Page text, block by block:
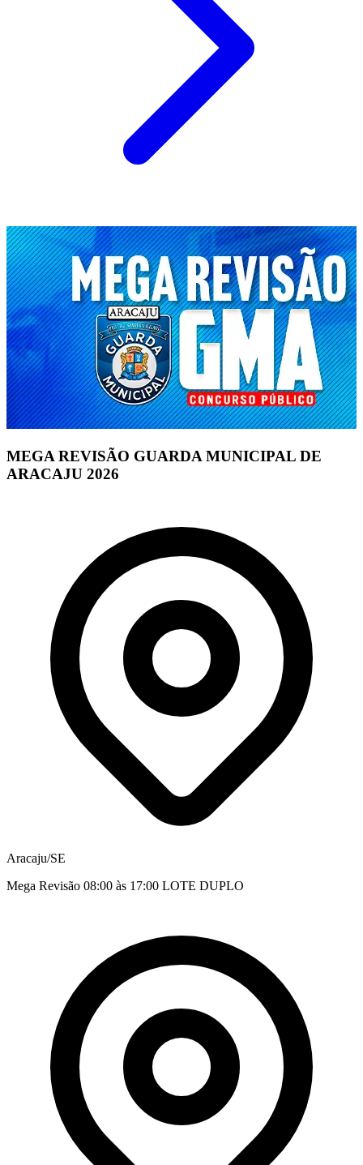
MEGA REVISÃO GUARDA MUNICIPAL DE
ARACAJU 2026
Aracaju/SE
Mega Revisão 08:00 às 17:00 LOTE DUPLO